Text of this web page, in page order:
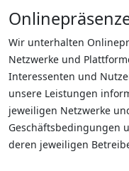
Wir unterhalten
Netzwerke und
Interessenten und
unsere Leistungen
jeweiligen Netzwerke
Geschäftsbedingungen
deren jeweiligen